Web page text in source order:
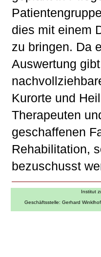
dies mit einem
zu bringen. Da
Auswertung
Kurorte und
Therapeuten
geschaffenen
Rehabilitation,
bezuschusst
Institut
Geschäftsstelle: Gerhard